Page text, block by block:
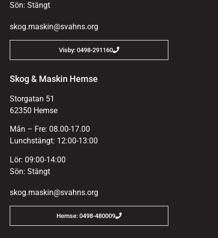
Sön: Stängt
skog.maskin@svahns.org
Visby: 0498-291160
Skog & Maskin Hemse
Storgatan 51
62350 Hemse
Mån – Fre: 08.00-17.00
Lunchstängt: 12:00-13:00
Lör: 09:00-14:00
Sön: Stängt
skog.maskin@svahns.org
Hemse: 0498-480009